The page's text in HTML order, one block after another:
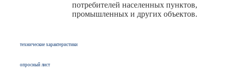
потребителей населенных пунктов,
промышленных и других объектов.
технические характеристики
опросный лист